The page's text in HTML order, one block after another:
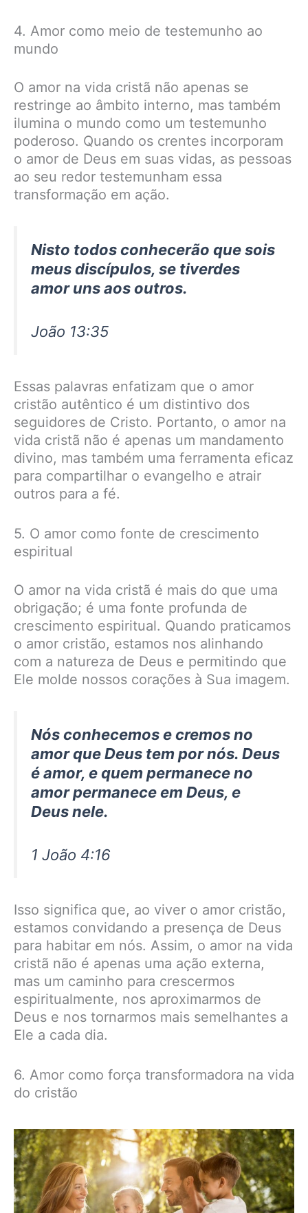
4. Amor como meio de testemunho ao
mundo
O amor na vida cristã não apenas se
restringe ao âmbito interno, mas também
ilumina o mundo como um testemunho
poderoso. Quando os crentes incorporam
o amor de Deus em suas vidas, as pessoas
ao seu redor testemunham essa
transformação em ação.
Nisto todos conhecerão que sois
meus discípulos, se tiverdes
amor uns aos outros.
João 13:35
Essas palavras enfatizam que o amor
cristão autêntico é um distintivo dos
seguidores de Cristo. Portanto, o amor na
vida cristã não é apenas um mandamento
divino, mas também uma ferramenta eficaz
para compartilhar o evangelho e atrair
outros para a fé.
5. O amor como fonte de crescimento
espiritual
O amor na vida cristã é mais do que uma
obrigação; é uma fonte profunda de
crescimento espiritual. Quando praticamos
o amor cristão, estamos nos alinhando
com a natureza de Deus e permitindo que
Ele molde nossos corações à Sua imagem.
Nós conhecemos e cremos no
amor que Deus tem por nós. Deus
é amor, e quem permanece no
amor permanece em Deus, e
Deus nele.
1 João 4:16
Isso significa que, ao viver o amor cristão,
estamos convidando a presença de Deus
para habitar em nós. Assim, o amor na vida
cristã não é apenas uma ação externa,
mas um caminho para crescermos
espiritualmente, nos aproximarmos de
Deus e nos tornarmos mais semelhantes a
Ele a cada dia.
6. Amor como força transformadora na vida
do cristão